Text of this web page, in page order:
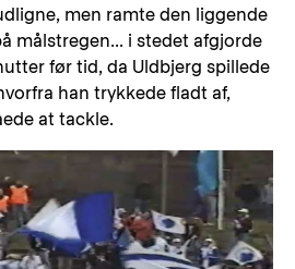
men ramte den liggende
målstregen... i stedet afgjorde
før tid, da Uldbjerg spillede
han trykkede fladt af,
at tackle.